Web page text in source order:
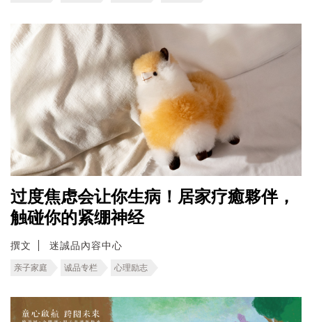
过度焦虑会让你生病！居家疗癒夥伴，
触碰你的紧绷神经
撰文 迷誠品內容中心
亲子家庭 诚品专栏 心理励志